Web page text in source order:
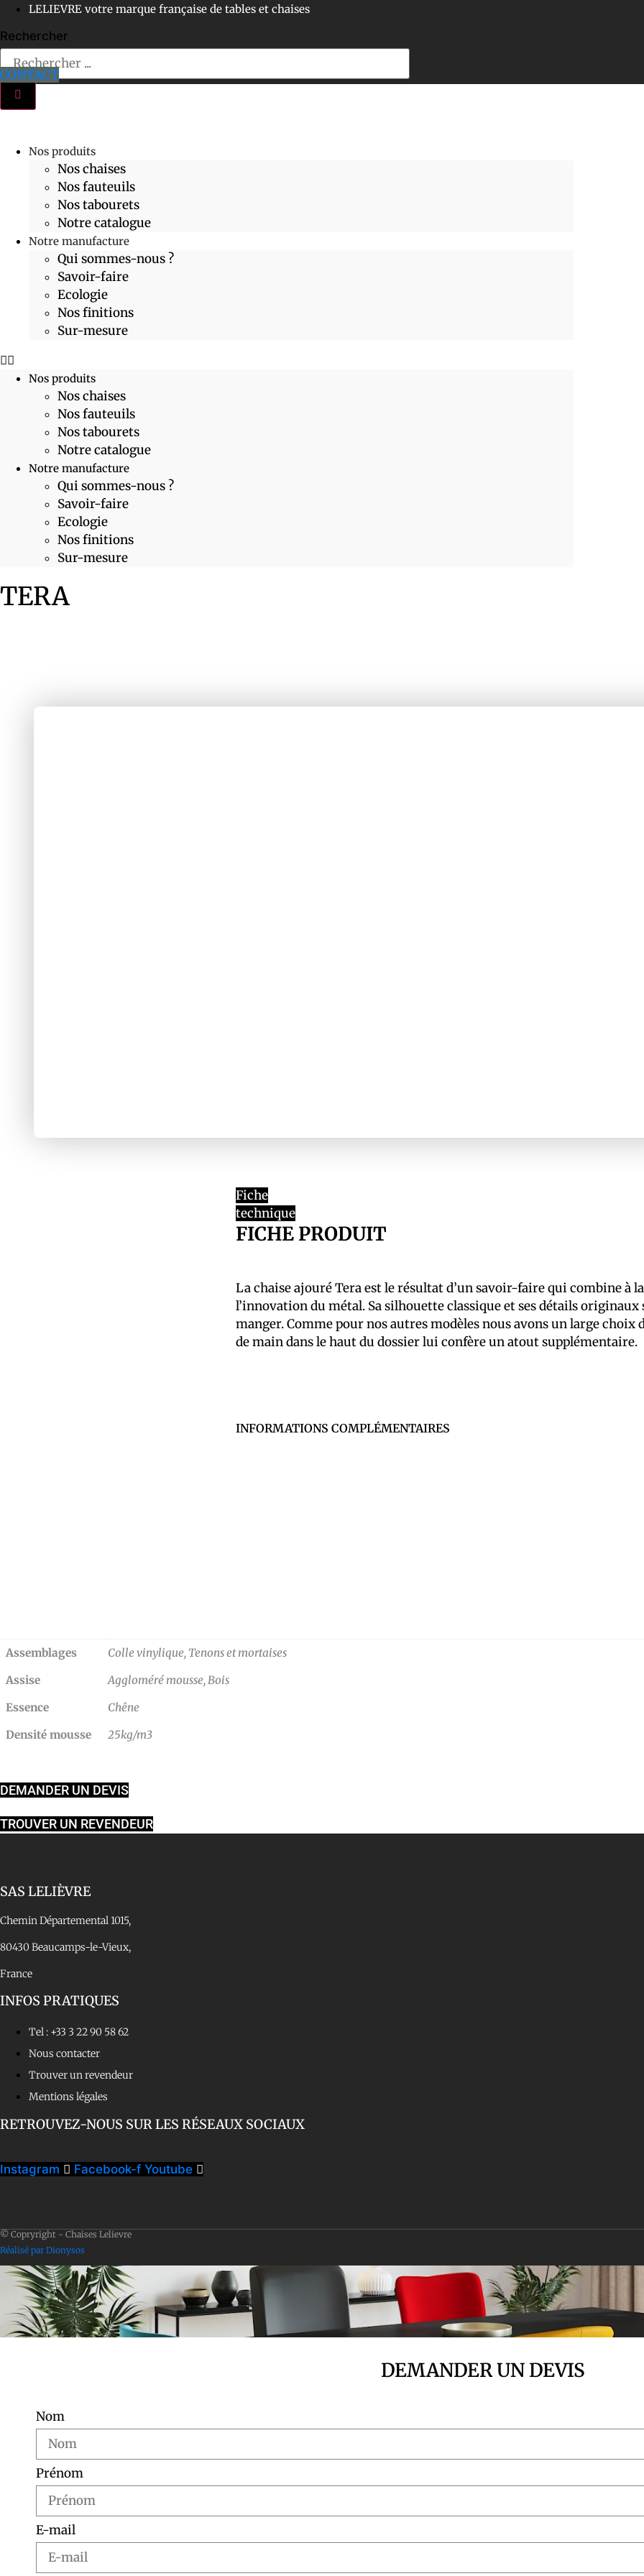
Aller
contenu
LELIEVRE votre marque française de tables et chaises
Rechercher
CONTACT
Nos produits
Nos chaises
Nos fauteuils
Nos tabourets
Notre catalogue
Notre manufacture
Qui sommes-nous ?
Savoir-faire
Ecologie
Nos finitions
Sur-mesure
Nos produits
Nos chaises
Nos fauteuils
Nos tabourets
Notre catalogue
Notre manufacture
Qui sommes-nous ?
Savoir-faire
Ecologie
Nos finitions
Sur-mesure
TERA
Fiche
technique
FICHE PRODUIT
La chaise ajouré Tera est le résultat d’un savoir-faire qui combine à
l’innovation du métal. Sa silhouette classique et ses détails
manger. Comme pour nos autres modèles nous avons un large choix
de main dans le haut du dossier lui confère un atout supplémentaire.
INFORMATIONS COMPLÉMENTAIRES
Assemblages Colle vinylique, Tenons et mortaises
Assise
Aggloméré mousse, Bois
Essence
Chêne
Densité mousse
25kg/m3
DEMANDER UN DEVIS
TROUVER UN REVENDEUR
SAS LELIÈVRE
Chemin Départemental 1015,
80430 Beaucamps-le-Vieux,
France
INFOS PRATIQUES
Tel : +33 3 22 90 58 62
Nous contacter
Trouver un revendeur
Mentions légales
RETROUVEZ-NOUS SUR LES RÉSEAUX SOCIAUX
Instagram Facebook-f Youtube
© Copryright - Chaises Lelievre
Réalisé par Dionysos
DEMANDER UN DEVIS
Nom
Prénom
E-mail